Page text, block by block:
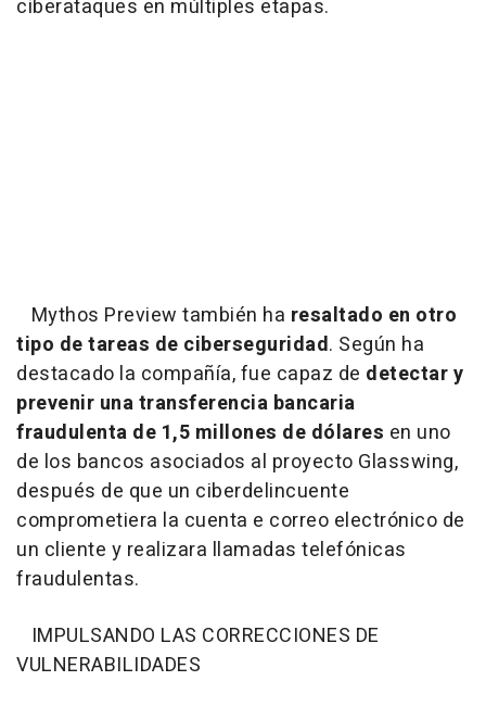
ciberataques en múltiples etapas.
Mythos Preview también ha resaltado en otro
tipo de tareas de ciberseguridad. Según ha
destacado la compañía, fue capaz de detectar y
prevenir una transferencia bancaria
fraudulenta de 1,5 millones de dólares en uno
de los bancos asociados al proyecto Glasswing,
después de que un ciberdelincuente
comprometiera la cuenta e correo electrónico de
un cliente y realizara llamadas telefónicas
fraudulentas.
IMPULSANDO LAS CORRECCIONES DE
VULNERABILIDADES